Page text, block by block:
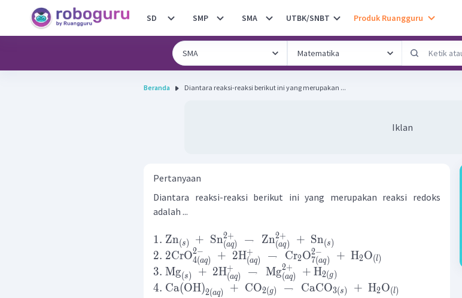
SD SMP SMA UTBK/SNBT Produk Ruangguru
Beranda Diantara reaksi-reaksi berikut ini yang merupakan ...
Iklan
Pertanyaan
Diantara reaksi-reaksi berikut ini yang merupakan reaksi redoks
adalah ...
1. Zn(s ) + Sn(aq)
2+ → Zn(aq)
2+ + Sn(s )
2. 2CrO4(aq)
2− + 2H(aq)
+ → Cr2O7(aq)
2− + H2O(l)
3. Mg(s) + 2H(aq)
+ → Mg(aq)
2+ + H2(g )
4. Ca(OH)2(aq) + CO2(g) → CaCO3(s ) + H2O(l)